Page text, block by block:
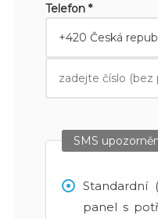
Telefon *
SMS
Standardní
panel s